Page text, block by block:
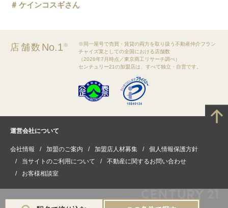
ケインコスギさん
店舗数 No.1※
※同一屋号で売買・賃貸の両方を取り扱う不動産仲介フラン
チャイズ業としての全国における店舗数
（2026年7月時点／東京商工リサーチ調べ）
センチュリー21の加盟店は、すべて独立・自営です。
運営会社について
会社情報 加盟のご案内 加盟店人材募集
個人情報保護方針
当サイトのご利用について
不動産に関するお問い合わせ
お客様相談室